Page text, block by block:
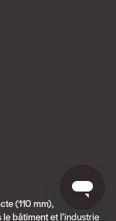
(110 mm),
bâtiment et l’industrie